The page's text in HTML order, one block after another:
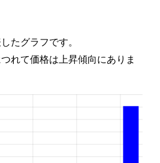
たグラフです。
れて価格は上昇傾向にありま